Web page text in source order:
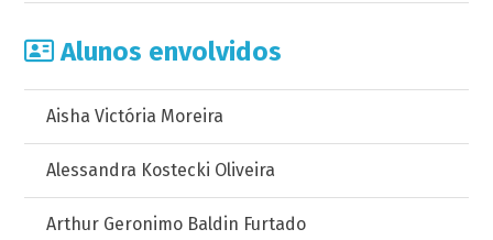
Alunos envolvidos
Aisha Victória Moreira
Alessandra Kostecki Oliveira
Arthur Geronimo Baldin Furtado